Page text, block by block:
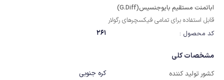
اباتمنت مستقیم بایوجنسیس(G.Diff)
قابل استفاده برای تمامی فیکسچرهای رگولار
کد محصول :
261
مشخصات کلی
کشور تولید کننده
کره جنوبی